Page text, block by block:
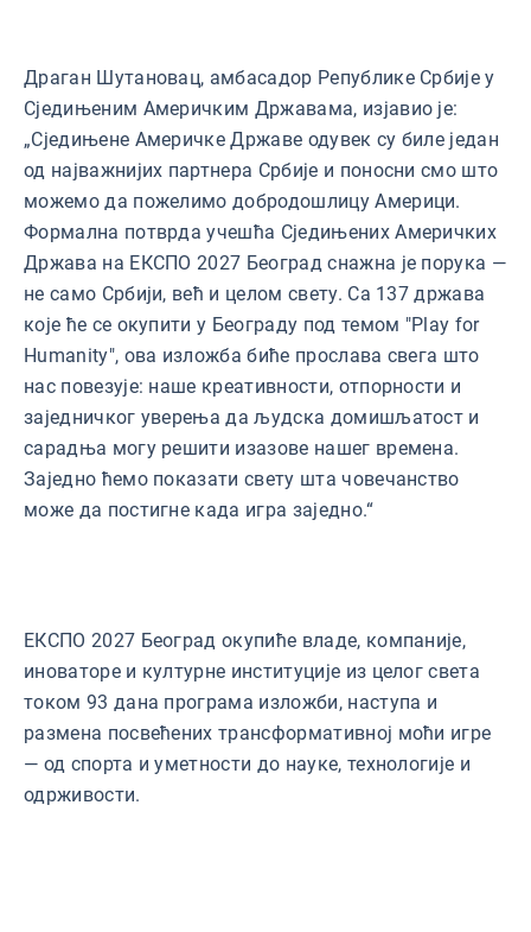
Драган Шутановац, амбасадор Републике Србије у
Сједињеним Америчким Државама, изјавио је:
„Сједињене Америчке Државе одувек су биле један
од најважнијих партнера Србије и поносни смо што
можемо да пожелимо добродошлицу Америци.
Формална потврда учешћа Сједињених Америчких
Држава на ЕКСПО 2027 Београд снажна је порука —
не само Србији, већ и целом свету. Са 137 држава
које ће се окупити у Београду под темом "Play for
Humanity", ова изложба биће прослава свега што
нас повезује: наше креативности, отпорности и
заједничког уверења да људска домишљатост и
сарадња могу решити изазове нашег времена.
Заједно ћемо показати свету шта човечанство
може да постигне када игра заједно.“
ЕКСПО 2027 Београд окупиће владе, компаније,
иноваторе и културне институције из целог света
током 93 дана програма изложби, наступа и
размена посвећених трансформативној моћи игре
— од спорта и уметности до науке, технологије и
одрживости.